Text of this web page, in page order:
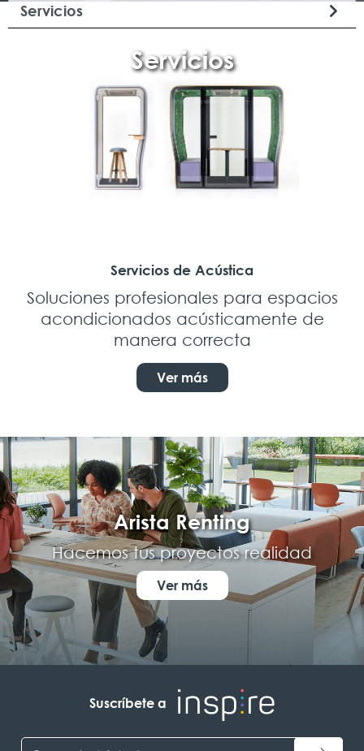
Servicios
Servicios
Servicios de Acústica
Soluciones profesionales para espacios
acondicionados acústicamente de
manera correcta
Ver más
Arista Renting
Hacemos tus proyectos realidad
Ver más
Suscríbete a